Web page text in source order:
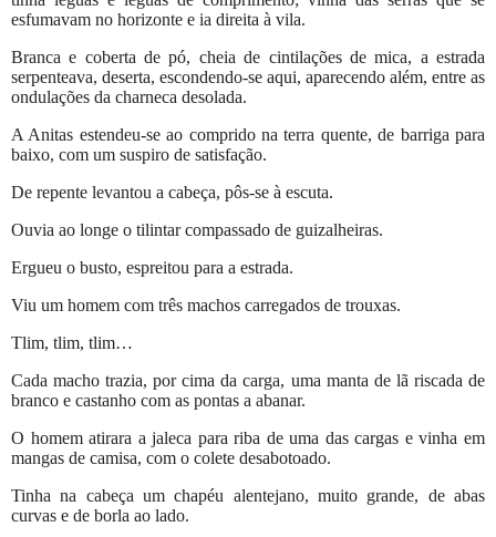
esfumavam no horizonte e ia direita à vila.
Branca e coberta de pó, cheia de cintilações de mica, a estrada
serpenteava, deserta, escondendo-se aqui, aparecendo além, entre as
ondulações da charneca desolada.
A Anitas estendeu-se ao comprido na terra quente, de barriga para
baixo, com um suspiro de satisfação.
De repente levantou a cabeça, pôs-se à escuta.
Ouvia ao longe o tilintar compassado de guizalheiras.
Ergueu o busto, espreitou para a estrada.
Viu um homem com três machos carregados de trouxas.
Tlim, tlim, tlim…
Cada macho trazia, por cima da carga, uma manta de lã riscada de
branco e castanho com as pontas a abanar.
O homem atirara a jaleca para riba de uma das cargas e vinha em
mangas de camisa, com o colete desabotoado.
Tinha na cabeça um chapéu alentejano, muito grande, de abas
curvas e de borla ao lado.